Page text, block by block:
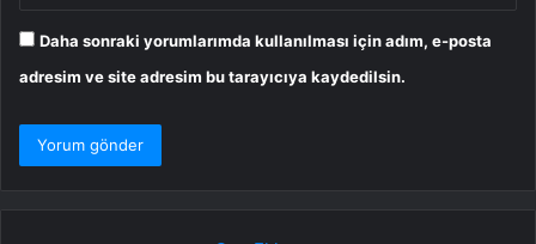
Daha sonraki yorumlarımda kullanılması için adım, e-posta
adresim ve site adresim bu tarayıcıya kaydedilsin.